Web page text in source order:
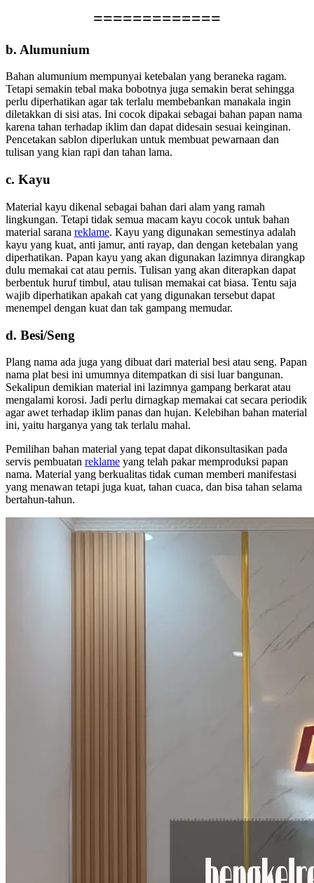
=============
b. Alumunium
Bahan alumunium mempunyai ketebalan yang beraneka ragam.
Tetapi semakin tebal maka bobotnya juga semakin berat sehingga
perlu diperhatikan agar tak terlalu membebankan manakala ingin
diletakkan di sisi atas. Ini cocok dipakai sebagai bahan papan nama
karena tahan terhadap iklim dan dapat didesain sesuai keinginan.
Pencetakan sablon diperlukan untuk membuat pewarnaan dan
tulisan yang kian rapi dan tahan lama.
c. Kayu
Material kayu dikenal sebagai bahan dari alam yang ramah
lingkungan. Tetapi tidak semua macam kayu cocok untuk bahan
material sarana reklame. Kayu yang digunakan semestinya adalah
kayu yang kuat, anti jamur, anti rayap, dan dengan ketebalan yang
diperhatikan. Papan kayu yang akan digunakan lazimnya dirangkap
dulu memakai cat atau pernis. Tulisan yang akan diterapkan dapat
berbentuk huruf timbul, atau tulisan memakai cat biasa. Tentu saja
wajib diperhatikan apakah cat yang digunakan tersebut dapat
menempel dengan kuat dan tak gampang memudar.
d. Besi/Seng
Plang nama ada juga yang dibuat dari material besi atau seng. Papan
nama plat besi ini umumnya ditempatkan di sisi luar bangunan.
Sekalipun demikian material ini lazimnya gampang berkarat atau
mengalami korosi. Jadi perlu dirnagkap memakai cat secara periodik
agar awet terhadap iklim panas dan hujan. Kelebihan bahan material
ini, yaitu harganya yang tak terlalu mahal.
Pemilihan bahan material yang tepat dapat dikonsultasikan pada
servis pembuatan reklame yang telah pakar memproduksi papan
nama. Material yang berkualitas tidak cuman memberi manifestasi
yang menawan tetapi juga kuat, tahan cuaca, dan bisa tahan selama
bertahun-tahun.